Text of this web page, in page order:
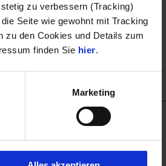
zu verbessern (Tracking)
Seite wie gewohnt mit Tracking
zu den Cookies und Details zum
finden Sie hier.
Marketing